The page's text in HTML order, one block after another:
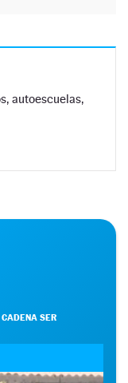
autoescuelas,
CADENA SER